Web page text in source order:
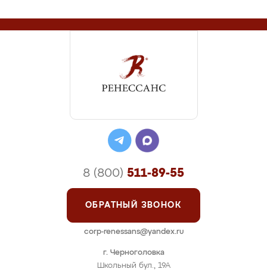
г. Черноголовка
Школьный бул., 19А
8 (800) 511-89-55
ОБРАТНЫЙ ЗВОНОК
corp-renessans@yandex.ru